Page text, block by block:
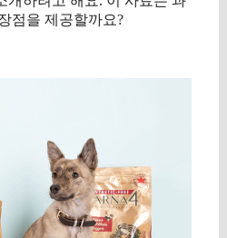
점을 제공할까요?